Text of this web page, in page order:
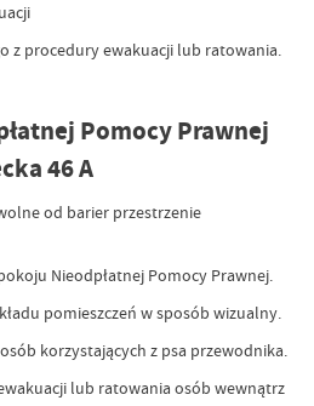
z procedury ewakuacji lub ratowania.
Pomocy Prawnej
46 A
od barier przestrzenie
Nieodpłatnej Pomocy Prawnej.
pomieszczeń w sposób wizualny.
korzystających z psa przewodnika.
lub ratowania osób wewnątrz